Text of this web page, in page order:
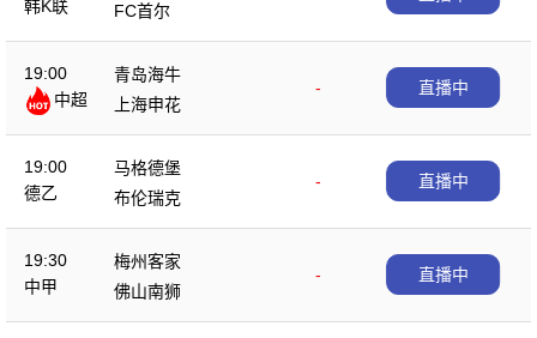
韩K联
FC首尔
19:00
中超
青岛海牛
-
上海申花
直播中
19:00
德乙
马格德堡
-
布伦瑞克
直播中
19:30
中甲
梅州客家
-
佛山南狮
直播中